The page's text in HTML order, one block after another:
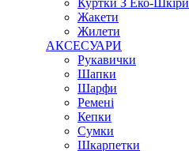
Куртки З Еко-Шкіри
Жакети
Жилети
АКСЕСУАРИ
Рукавички
Шапки
Шарфи
Ремені
Кепки
Сумки
Шкарпетки